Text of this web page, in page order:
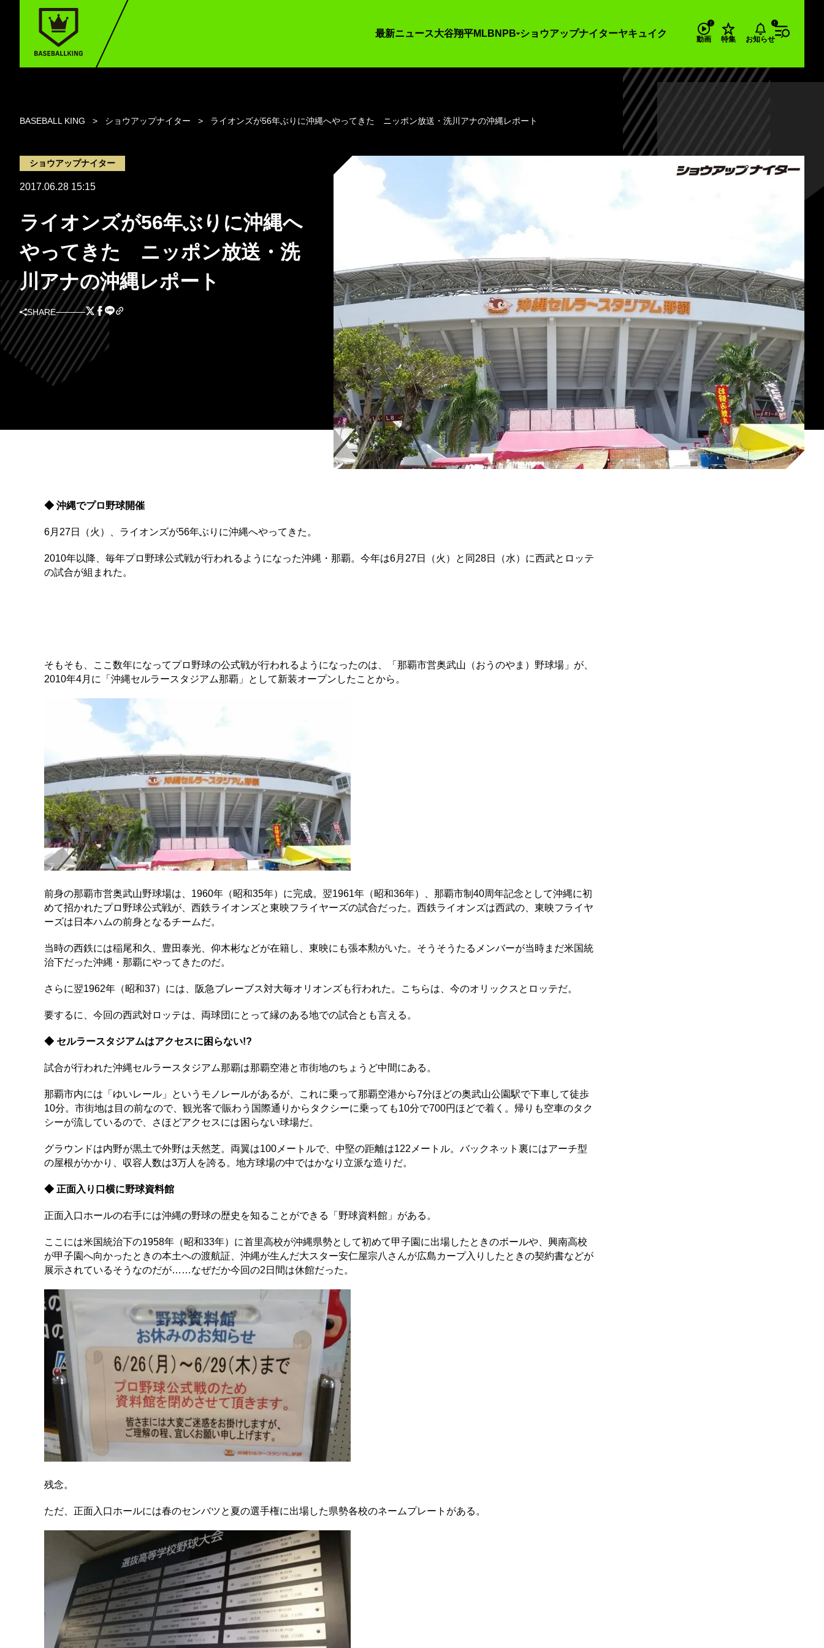
最新ニュース大谷翔平MLB NPB ショウアップナイターヤキュイク
動画 特集 お知らせ
BASEBALL KING ショウアップナイター ライオンズが56年ぶりに沖縄へやってきた ニッポン放送・洗川アナの沖縄レポート
ショウアップナイター
2017.06.28 15:15
ライオンズが56年ぶりに沖縄へ
やってきた ニッポン放送・洗
川アナの沖縄レポート
SHARE
◆ 沖縄でプロ野球開催
6月27日（火）、ライオンズが56年ぶりに沖縄へやってきた。
2010年以降、毎年プロ野球公式戦が行われるようになった沖縄・那覇。今年は6月27日（火）と同28日（水）に西武とロッテ
の試合が組まれた。
そもそも、ここ数年になってプロ野球の公式戦が行われるようになったのは、「那覇市営奥武山（おうのやま）野球場」が、
2010年4月に「沖縄セルラースタジアム那覇」として新装オープンしたことから。
前身の那覇市営奥武山野球場は、1960年（昭和35年）に完成。翌1961年（昭和36年）、那覇市制40周年記念として沖縄に初
めて招かれたプロ野球公式戦が、西鉄ライオンズと東映フライヤーズの試合だった。西鉄ライオンズは西武の、東映フライヤ
ーズは日本ハムの前身となるチームだ。
当時の西鉄には稲尾和久、豊田泰光、仰木彬などが在籍し、東映にも張本勲がいた。そうそうたるメンバーが当時まだ米国統
治下だった沖縄・那覇にやってきたのだ。
さらに翌1962年（昭和37）には、阪急ブレーブス対大毎オリオンズも行われた。こちらは、今のオリックスとロッテだ。
要するに、今回の西武対ロッテは、両球団にとって縁のある地での試合とも言える。
◆ セルラースタジアムはアクセスに困らない!?
試合が行われた沖縄セルラースタジアム那覇は那覇空港と市街地のちょうど中間にある。
那覇市内には「ゆいレール」というモノレールがあるが、これに乗って那覇空港から7分ほどの奥武山公園駅で下車して徒歩
10分。市街地は目の前なので、観光客で賑わう国際通りからタクシーに乗っても10分で700円ほどで着く。帰りも空車のタク
シーが流しているので、さほどアクセスには困らない球場だ。
グラウンドは内野が黒土で外野は天然芝。両翼は100メートルで、中堅の距離は122メートル。バックネット裏にはアーチ型
の屋根がかかり、収容人数は3万人を誇る。地方球場の中ではかなり立派な造りだ。
◆ 正面入り口横に野球資料館
正面入口ホールの右手には沖縄の野球の歴史を知ることができる「野球資料館」がある。
ここには米国統治下の1958年（昭和33年）に首里高校が沖縄県勢として初めて甲子園に出場したときのボールや、興南高校
が甲子園へ向かったときの本土への渡航証、沖縄が生んだ大スター安仁屋宗八さんが広島カープ入りしたときの契約書などが
展示されているそうなのだが……なぜだか今回の2日間は休館だった。
残念。
ただ、正面入口ホールには春のセンバツと夏の選手権に出場した県勢各校のネームプレートがある。